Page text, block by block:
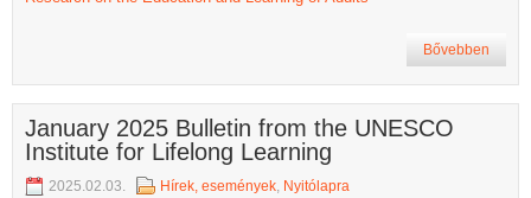
Bővebben
January 2025 Bulletin from the UNESCO
Institute for Lifelong Learning
2025.02.03. Hírek, események, Nyitólapra